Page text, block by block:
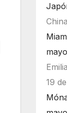
mayo
19